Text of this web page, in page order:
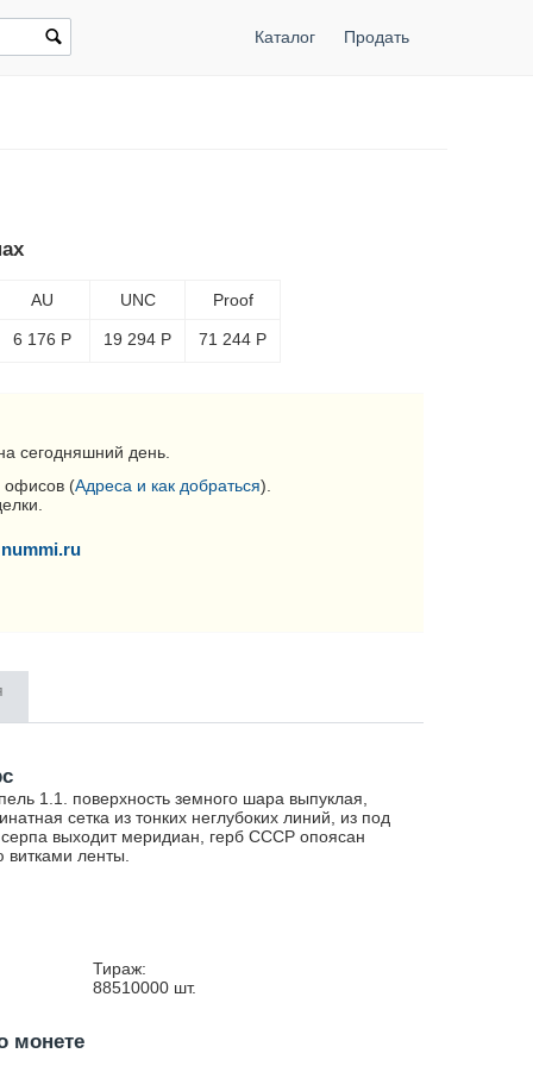
Каталог Продать
AU
6 176 Р
UNC
19 294 Р
Proof
71 244 Р
сегодняшний день.
офисов (Адреса и как добраться).
1.1. поверхность земного шара выпуклая,
сетка из тонких неглубоких линий, из под
серпа выходит меридиан, герб СССР опоясан
витками ленты.
Тираж:
88510000 шт.
монете